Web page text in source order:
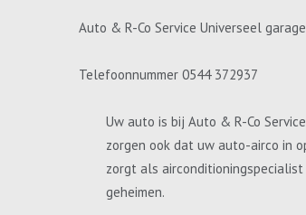
Auto & R-Co Service Universeel
Telefoonnummer 0544 372937
Uw auto is bij Auto & R-Co
zorgen ook dat uw auto-airco in
zorgt als
geheimen.